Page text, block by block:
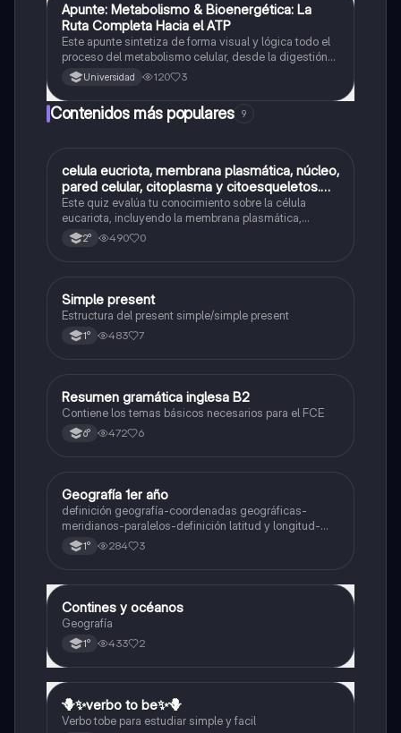
Química
Apunte: Metabolismo & Bioenergética: La
Ruta Completa Hacia el ATP
Este apunte sintetiza de forma visual y lógica todo el
proceso del metabolismo celular, desde la digestión
de nutrientes hasta la producción de ATP. Perfecto
para estudiantes que quieren entender cómo se
transforma la energía en el cuerpo humano
Universidad 120 3
Contenidos más populares 9
CBiología
celula eucriota, membrana plasmática, núcleo,
pared celular, citoplasma y citoesqueletos.
nombre se las partes de la celula eucariota
Este quiz evalúa tu conocimiento sobre la célula
eucariota, incluyendo la membrana plasmática,
núcleo, pared celular, citoplasma y citoesqueleto.
2° 490 0
Inglés
Simple present
Estructura del present simple/simple present
1° 483 7
Inglés
Resumen gramática inglesa B2
Contiene los temas básicos necesarios para el FCE
6° 472 6
Geografía
Geografía 1er año
definición geografía-coordenadas geográficas-
meridianos-paralelos-definición latitud y longitud-
elementos del mapa-definición mapa-localización
relativa y absoluta
1° 284 3
Geografía
Contines y océanos
Geografía
1° 433 2
Inglés
🪻✨️verbo to be✨️🪻
Verbo tobe para estudiar simple y facil